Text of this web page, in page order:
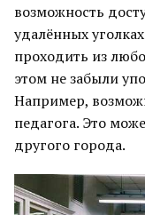
возможность
удалённых
проходить из
этом не забыли
Например,
педагога. Это
другого города.